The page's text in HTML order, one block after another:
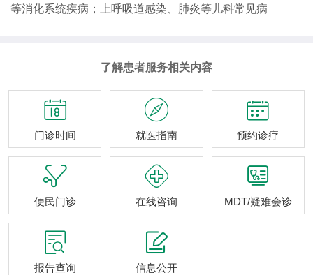
等消化系统疾病；上呼吸道感染、肺炎等儿科常见病
了解患者服务相关内容

门诊时间

就医指南

预约诊疗

便民门诊

在线咨询

MDT/疑难会诊

报告查询

信息公开